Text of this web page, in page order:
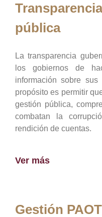
pública
La transparencia
los gobiernos de
información sobre
propósito es permitir
gestión pública,
combatan la
rendición de cuentas.
Ver más
Gestión PAOT